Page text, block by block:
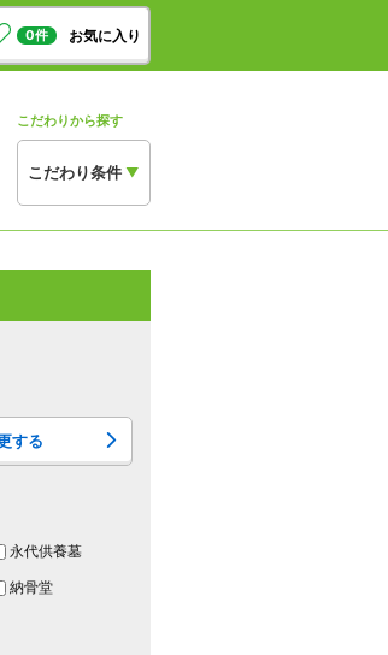
0件 お気に入り
こだわりから探す
こだわり条件 ▼
する
永代供養墓
納骨堂